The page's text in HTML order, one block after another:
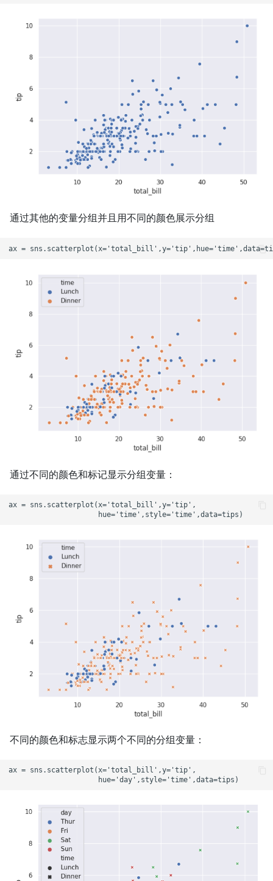
通过其他的变量分组并且用不同的颜色展示分组
通过不同的颜色和标记显示分组变量：
ax = sns.scatterplot(x='total_bill',y='tip',
不同的颜色和标志显示两个不同的分组变量：
ax = sns.scatterplot(x='total_bill',y='tip',